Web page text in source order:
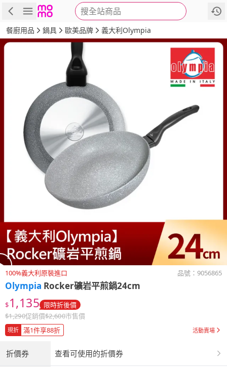
搜全站商品
商品 評價 詳情
餐廚用品 鍋具 歐美品牌 義大利Olympia
100%義大利原裝進口 品號： 9056865
Olympia Rocker礦岩平煎鍋24cm
$1,135 限時折後價
$1,290促銷價$2,600市售價
現折 滿1件享88折 活動賣場
折價券 查看可使用的折價券